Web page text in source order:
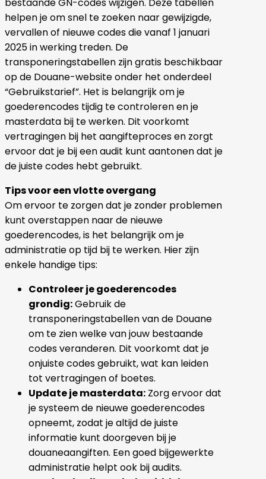
bestaande GN-codes wijzigen. Deze tabellen
helpen je om snel te zoeken naar gewijzigde,
vervallen of nieuwe codes die vanaf 1 januari
2025 in werking treden. De
transponeringstabellen zijn gratis beschikbaar
op de Douane-website onder het onderdeel
“Gebruikstarief”. Het is belangrijk om je
goederencodes tijdig te controleren en je
masterdata bij te werken. Dit voorkomt
vertragingen bij het aangifteproces en zorgt
ervoor dat je bij een audit kunt aantonen dat je
de juiste codes hebt gebruikt.
Tips voor een vlotte overgang
Om ervoor te zorgen dat je zonder problemen
kunt overstappen naar de nieuwe
goederencodes, is het belangrijk om je
administratie op tijd bij te werken. Hier zijn
enkele handige tips:
Controleer je goederencodes
grondig:Gebruik de
transponeringstabellen van de Douane
om te zien welke van jouw bestaande
codes veranderen. Dit voorkomt dat je
onjuiste codes gebruikt, wat kan leiden
tot vertragingen of boetes.
Update je masterdata: Zorg ervoor dat
je systeem de nieuwe goederencodes
opneemt, zodat je altijd de juiste
informatie kunt doorgeven bij je
douaneaangiften. Een goed bijgewerkte
administratie helpt ook bij audits.